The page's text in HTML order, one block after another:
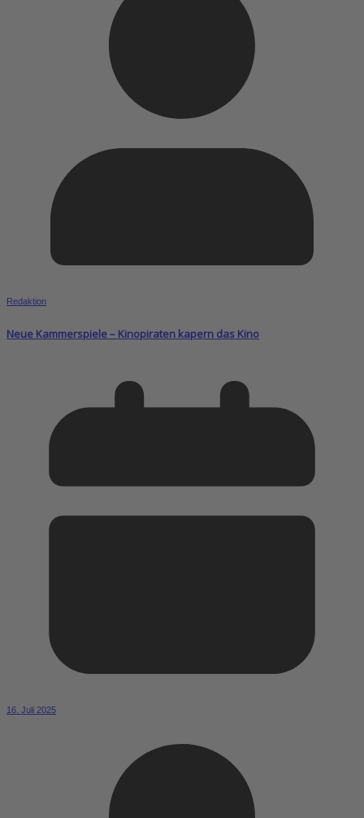
Redaktion
Neue Kammerspiele – Kinopiraten kapern das Kino
16. Juli 2025